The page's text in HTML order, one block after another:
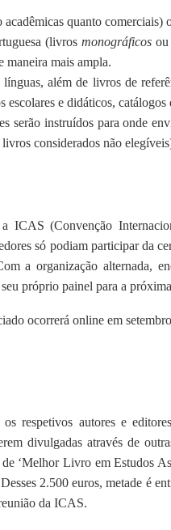
quanto comerciais)
(livros monográficos
maneira mais ampla.
além de livros de
e didáticos, catálogos
serão instruídos para onde
considerados não
(Convenção
só podiam participar da
a organização alternada,
próprio painel para a
ocorrerá online em
respetivos autores e
divulgadas através de
‘Melhor Livro em Estudos
2.500 euros, metade é
da ICAS.